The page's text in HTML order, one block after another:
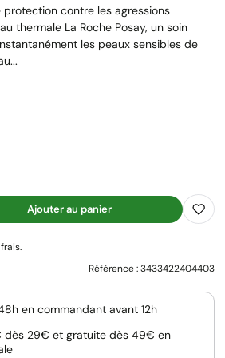
contre les agressions
thermale La Roche Posay, un soin
les peaux sensibles de
Ajouter au panier
Référence :3433422404403
en commandant avant 12h
dès 29€ et gratuite dès 49€ en